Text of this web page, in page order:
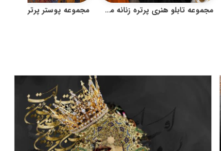
مجموعه تابلو هنری پرتره زنانه مدرن با سبک مفهومی و دکوراتیو